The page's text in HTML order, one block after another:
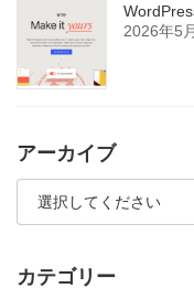
2026年5
アーカイブ
カテゴリー